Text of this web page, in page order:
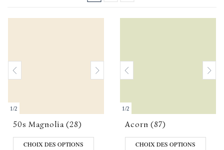
1/2
50s Magnolia (28)
CHOIX DES OPTIONS
1/2
Acorn (87)
CHOIX DES OPTIONS